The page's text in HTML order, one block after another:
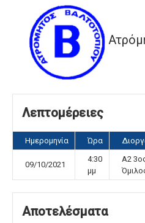
Λεπτομέρειες
Ημερομηνία Ώρα
09/10/2021
4:30
μμ
Α2
Αποτελέσματα